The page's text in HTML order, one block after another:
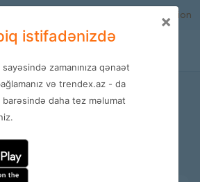
Registration
Stores
×
istifadənizdə
zamanınıza qənaət
və trendex.az - da
daha tez məlumat